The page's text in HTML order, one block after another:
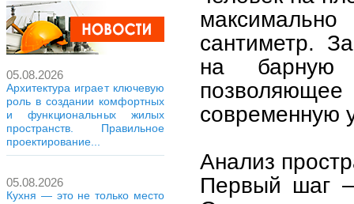
05.08.2026
Архитектура играет ключевую
роль в создании комфортных
и функциональных жилых
пространств. Правильное
проектирование...
05.08.2026
Кухня — это не только место
сантиметр.
на барную
современную
Анализ
Первый шаг